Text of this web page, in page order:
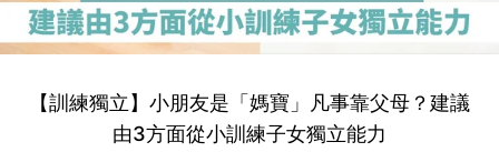
【訓練獨立】小朋友是「媽寶」凡事靠父母？建議
由3方面從小訓練子女獨立能力